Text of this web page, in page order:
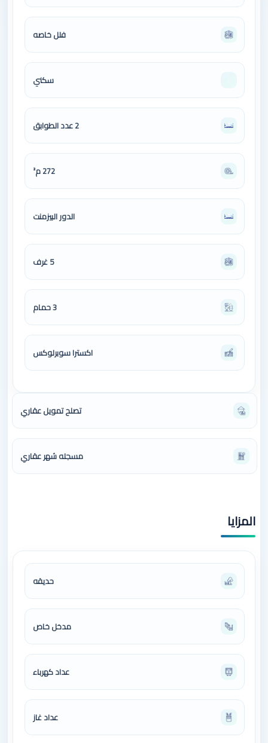
فلل خاصه
سكني
2 عدد الطوابق
272 م²
الدور البيزمنت
5 غرف
3 حمام
اكسترا سوبرلوكس
تصلح تمويل عقاري
مسجله شهر عقاري
المزايا
حديقه
مدخل خاص
عداد كهرباء
عداد غاز